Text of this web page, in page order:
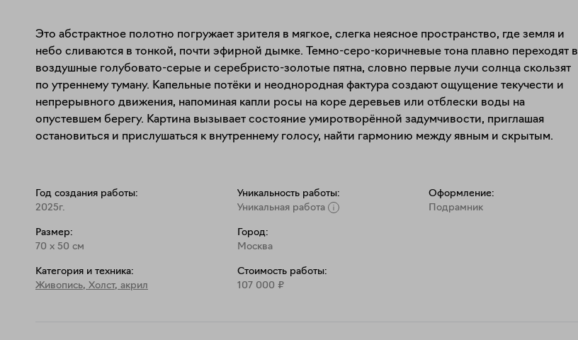
Это абстрактное полотно погружает зрителя в мягкое, слегка неясное пространство, где земля и
небо сливаются в тонкой, почти эфирной дымке. Темно-серо-коричневые тона плавно переходят в
воздушные голубовато-серые и серебристо-золотые пятна, словно первые лучи солнца скользят
по утреннему туману. Капельные потёки и неоднородная фактура создают ощущение текучести и
непрерывного движения, напоминая капли росы на коре деревьев или отблески воды на
опустевшем берегу. Картина вызывает состояние умиротворённой задумчивости, приглашая
остановиться и прислушаться к внутреннему голосу, найти гармонию между явным и скрытым.
Год создания работы:
2025г.
Размер:
70 x 50 см
Категория и техника:
Живопись, Холст, акрил
Уникальность работы:
Уникальная работа
Город:
Москва
Стоимость работы:
107 000 ₽
Оформление:
Подрамник